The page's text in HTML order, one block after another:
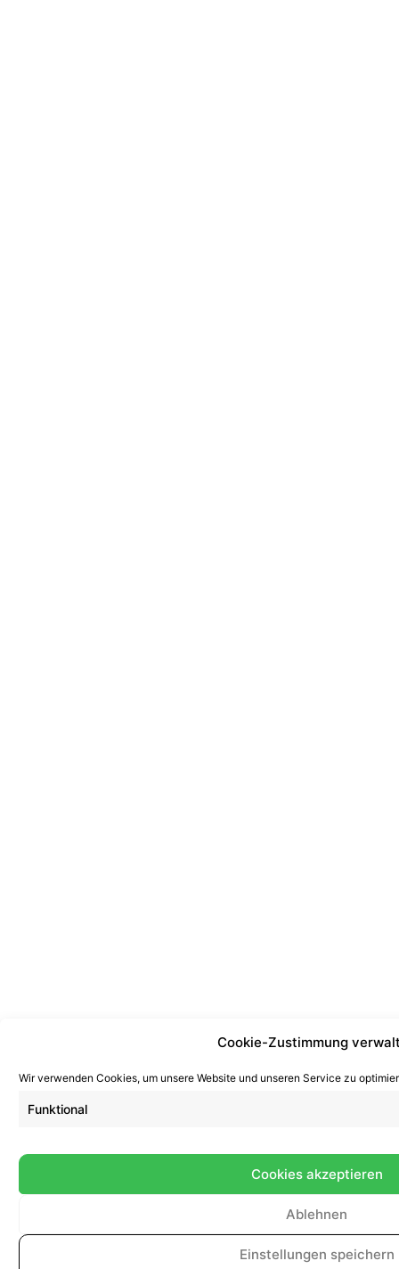
Cookie-Zustimmung
Wir verwenden Cookies, um unsere Website und unseren Service zu
Funktional
Cookies akzeptieren
Ablehnen
Einstellungen speichern